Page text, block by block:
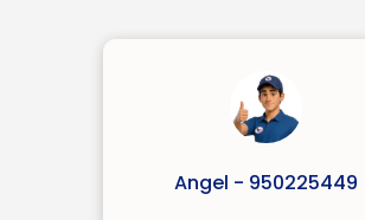
Angel - 950225449